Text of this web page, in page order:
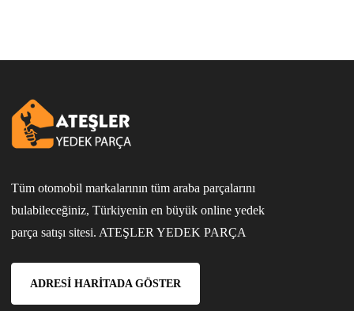
Tüm otomobil markalarının tüm araba parçalarını
bulabileceğiniz, Türkiyenin en büyük online yedek
parça satışı sitesi. ATEŞLER YEDEK PARÇA
ADRESI HARITADA GÖSTER